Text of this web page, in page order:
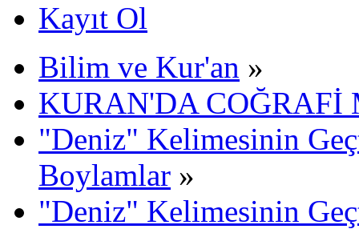
Kayıt Ol
Bilim ve Kur'an »
KURAN'DA COĞRAFİ
"Deniz" Kelimesinin
Boylamlar »
"Deniz" Kelimesinin